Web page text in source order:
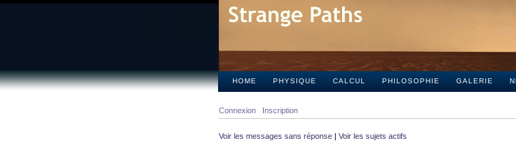
HOME PHYSIQUE CALCUL PHILOSOPHIE GALERIE
Connexion Inscription
Voir les messages sans réponse | Voir les sujets actifs